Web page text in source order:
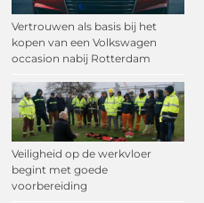
Vertrouwen als basis bij het
kopen van een Volkswagen
occasion nabij Rotterdam
Veiligheid op de werkvloer
begint met goede
voorbereiding